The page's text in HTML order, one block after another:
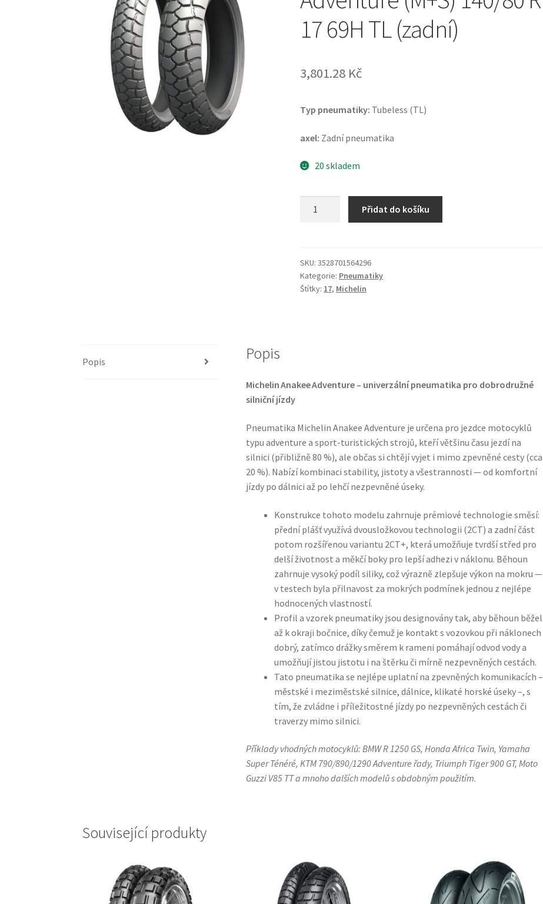
17 69H TL (zadní)
3,801.28 Kč
Typ pneumatiky: Tubeless (TL)
axel: Zadní pneumatika
20 skladem
140/80
R
17
Přidat do košíku
SKU:3528701564296
Kategorie: Pneumatiky
Štítky: 17, Michelin
Popis Popis
Michelin Anakee Adventure – univerzální pneumatika pro dobrodružné
silniční jízdy
Pneumatika Michelin Anakee Adventure je určena pro jezdce motocyklů
typu adventure a sport-turistických strojů, kteří většinu času jezdí na
silnici (přibližně 80 %), ale občas si chtějí vyjet i mimo zpevněné cesty (cca
20 %). Nabízí kombinaci stability, jistoty a všestrannosti — od komfortní
jízdy po dálnici až po lehčí nezpevněné úseky.
Konstrukce tohoto modelu zahrnuje prémiové technologie směsí:
přední plášť využívá dvousložkovou technologii (2CT) a zadní část
potom rozšířenou variantu 2CT+, která umožňuje tvrdší střed pro
delší životnost a měkčí boky pro lepší adhezi v náklonu. Běhoun
zahrnuje vysoký podíl siliky, což výrazně zlepšuje výkon na mokru —
v testech byla přilnavost za mokrých podmínek jednou z nejlépe
hodnocených vlastností.
Profil a vzorek pneumatiky jsou designovány tak, aby běhoun běžel
až k okraji bočnice, díky čemuž je kontakt s vozovkou při náklonech
dobrý, zatímco drážky směrem k rameni pomáhají odvod vody a
umožňují jistou jistotu i na štěrku či mírně nezpevněných cestách.
Tato pneumatika se nejlépe uplatní na zpevněných komunikacích –
městské i meziměstské silnice, dálnice, klikaté horské úseky –, s
tím, že zvládne i příležitostné jízdy po nezpevněných cestách či
traverzy mimo silnici.
Příklady vhodných motocyklů: BMW R 1250 GS, Honda Africa Twin, Yamaha
Super Ténéré, KTM 790/890/1290 Adventure řady, Triumph Tiger 900 GT, Moto
Guzzi V85 TT a mnoho dalších modelů s obdobným použitím.
Související produkty